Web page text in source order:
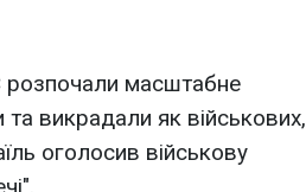
масштабне
викрадали як військових,
оголосив військову